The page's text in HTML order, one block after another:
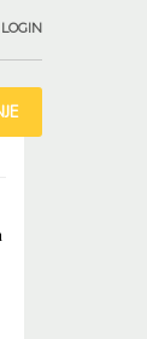
LOGIN